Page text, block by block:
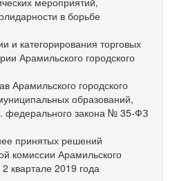
в борьбе
и категорирования торговых
Арамильского городского
Арамильского городского
образований,
федерального закона № 35-ФЗ
принятых решений
комиссии Арамильского
2 квартале 2019 года